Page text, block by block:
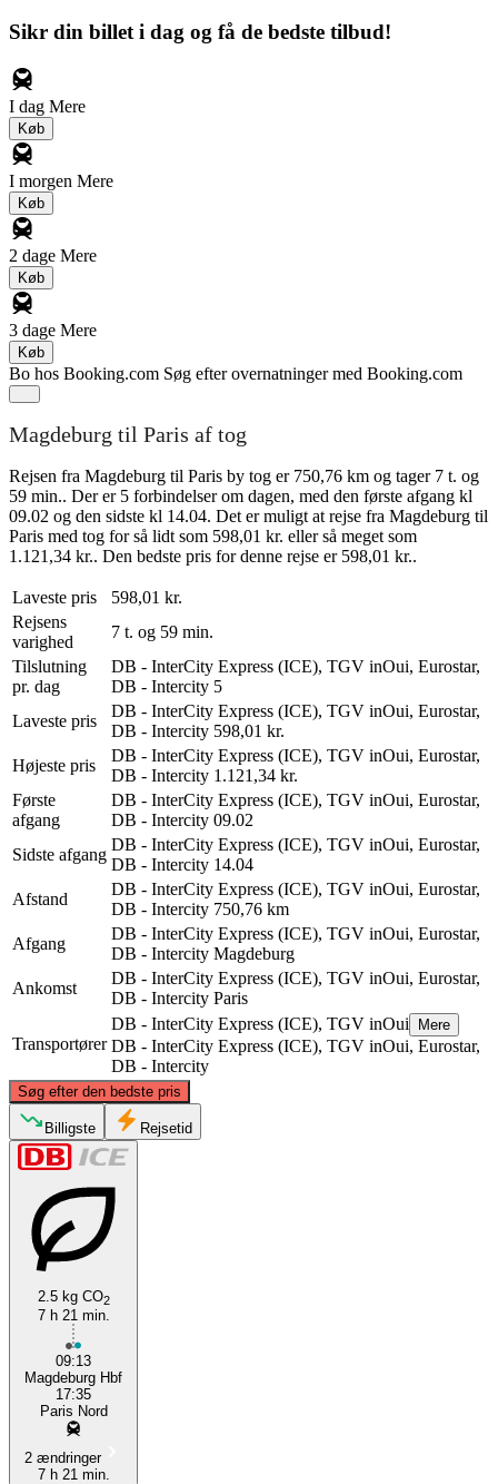
Sikr din billet i dag og få de bedste tilbud!
I dag Mere
Køb
I morgen Mere
Køb
2 dage Mere
Køb
3 dage Mere
Køb
Bo hos Booking.com Søg efter overnatninger med Booking.com
Magdeburg til Paris af tog
Rejsen fra Magdeburg til Paris by tog er 750,76 km og tager 7 t. og
59 min.. Der er 5 forbindelser om dagen, med den første afgang kl
09.02 og den sidste kl 14.04. Det er muligt at rejse fra Magdeburg til
Paris med tog for så lidt som 598,01 kr. eller så meget som
1.121,34 kr.. Den bedste pris for denne rejse er 598,01 kr..
Laveste pris
598,01 kr.
Rejsens
varighed
7 t. og 59 min.
Tilslutning
pr. dag
DB - InterCity Express (ICE), TGV inOui, Eurostar,
DB - Intercity 5
Laveste pris
DB - InterCity Express (ICE), TGV inOui, Eurostar,
DB - Intercity 598,01 kr.
Højeste pris
DB - InterCity Express (ICE), TGV inOui, Eurostar,
DB - Intercity 1.121,34 kr.
Første
afgang
DB - InterCity Express (ICE), TGV inOui, Eurostar,
DB - Intercity 09.02
Sidste afgang
DB - InterCity Express (ICE), TGV inOui, Eurostar,
DB - Intercity 14.04
Afstand
DB - InterCity Express (ICE), TGV inOui, Eurostar,
DB - Intercity 750,76 km
Afgang
DB - InterCity Express (ICE), TGV inOui, Eurostar,
DB - Intercity Magdeburg
Ankomst
DB - InterCity Express (ICE), TGV inOui, Eurostar,
DB - Intercity Paris
Transportører
DB - InterCity Express (ICE), TGV inOui Mere
DB - InterCity Express (ICE), TGV inOui, Eurostar,
DB - Intercity
Søg efter den bedste pris
Paris
Billigste Rejsetid
2.5 kg CO2
7 h 21 min.
09:13
Magdeburg Hbf
17:35
Paris Nord
2 ændringer
7 h 21 min.